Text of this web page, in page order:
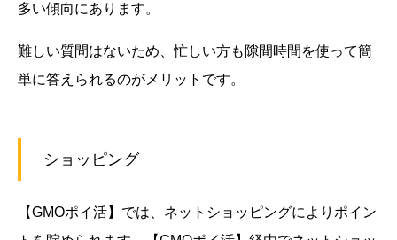
多い傾向にあります。
難しい質問はないため、忙しい方も隙間時間を使って簡
単に答えられるのがメリットです。
ショッピング
【GMOポイ活】では、ネットショッピングによりポイン